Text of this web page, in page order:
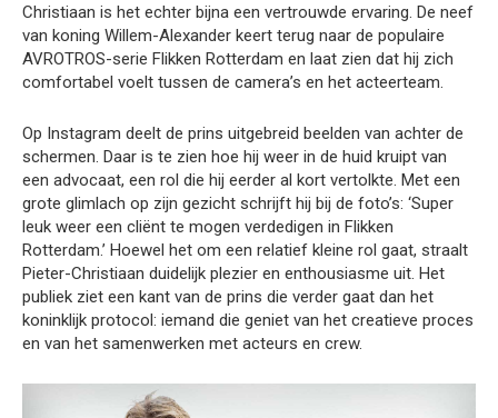
Christiaan is het echter bijna een vertrouwde ervaring. De neef
van koning Willem-Alexander keert terug naar de populaire
AVROTROS-serie Flikken Rotterdam en laat zien dat hij zich
comfortabel voelt tussen de camera’s en het acteerteam.
Op Instagram deelt de prins uitgebreid beelden van achter de
schermen. Daar is te zien hoe hij weer in de huid kruipt van
een advocaat, een rol die hij eerder al kort vertolkte. Met een
grote glimlach op zijn gezicht schrijft hij bij de foto’s: ‘Super
leuk weer een cliënt te mogen verdedigen in Flikken
Rotterdam.’ Hoewel het om een relatief kleine rol gaat, straalt
Pieter-Christiaan duidelijk plezier en enthousiasme uit. Het
publiek ziet een kant van de prins die verder gaat dan het
koninklijk protocol: iemand die geniet van het creatieve proces
en van het samenwerken met acteurs en crew.